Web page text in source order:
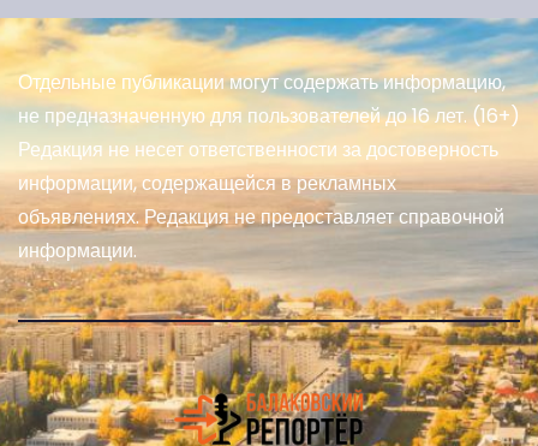
Отдельные публикации могут содержать информацию,
не предназначенную для пользователей до 16 лет. (16+)
Редакция не несет ответственности за достоверность
информации, содержащейся в рекламных
объявлениях. Редакция не предоставляет справочной
информации.